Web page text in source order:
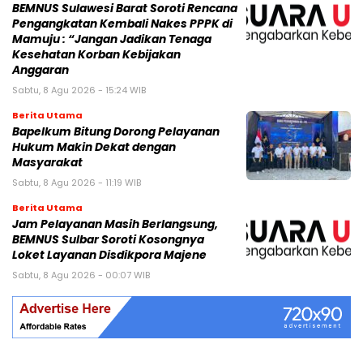
BEMNUS Sulawesi Barat Soroti Rencana
Pengangkatan Kembali Nakes PPPK di
Mamuju : “Jangan Jadikan Tenaga
Kesehatan Korban Kebijakan
Anggaran
Sabtu, 8 Agu 2026 - 15:24 WIB
Berita Utama
Bapelkum Bitung Dorong Pelayanan
Hukum Makin Dekat dengan
Masyarakat
Sabtu, 8 Agu 2026 - 11:19 WIB
Berita Utama
Jam Pelayanan Masih Berlangsung,
BEMNUS Sulbar Soroti Kosongnya
Loket Layanan Disdikpora Majene
Sabtu, 8 Agu 2026 - 00:07 WIB